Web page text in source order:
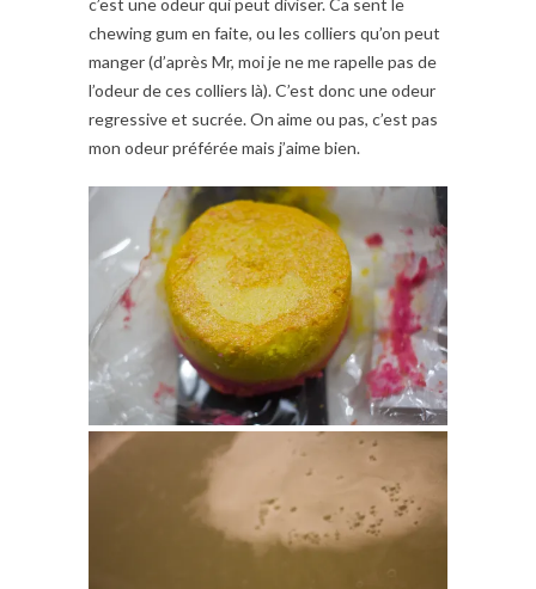
c’est une odeur qui peut diviser. Ca sent le
chewing gum en faite, ou les colliers qu’on peut
manger (d’après Mr, moi je ne me rapelle pas de
l’odeur de ces colliers là). C’est donc une odeur
regressive et sucrée. On aime ou pas, c’est pas
mon odeur préférée mais j’aime bien.